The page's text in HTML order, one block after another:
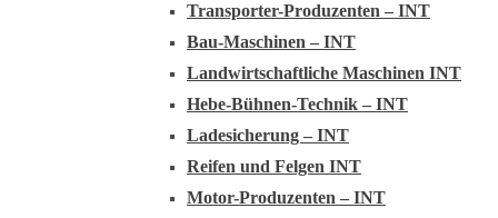
Transporter-Produzenten – INT
Bau-Maschinen – INT
Landwirtschaftliche Maschinen INT
Hebe-Bühnen-Technik – INT
Ladesicherung – INT
Reifen und Felgen INT
Motor-Produzenten – INT